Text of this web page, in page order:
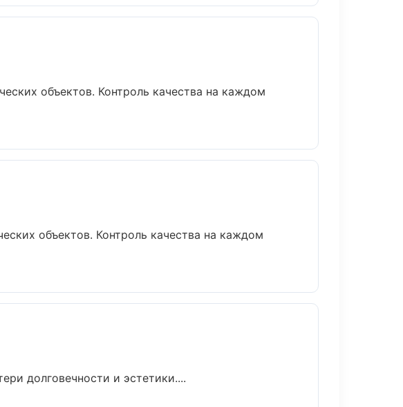
объектов. Контроль качества на каждом
объектов. Контроль качества на каждом
долговечности и эстетики....